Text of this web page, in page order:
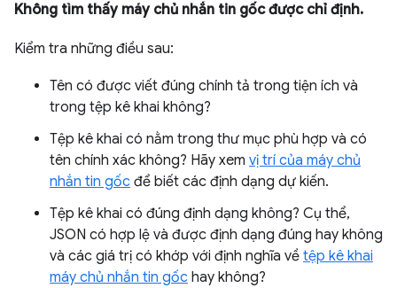
Không tìm thấy máy chủ nhắn tin gốc được chỉ định.
Kiểm tra những điều sau:
Tên có được viết đúng chính tả trong tiện ích và
trong tệp kê khai không?
Tệp kê khai có nằm trong thư mục phù hợp và có
tên chính xác không? Hãy xem vị trí của máy chủ
nhắn tin gốc để biết các định dạng dự kiến.
Tệp kê khai có đúng định dạng không? Cụ thể,
JSON có hợp lệ và được định dạng đúng hay không
và các giá trị có khớp với định nghĩa về tệp kê khai
máy chủ nhắn tin gốc hay không?